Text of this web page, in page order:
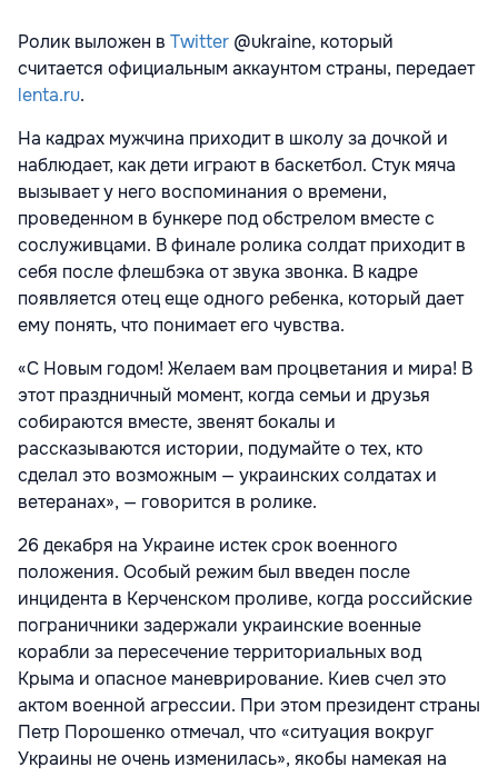
Ролик выложен в Twitter @ukraine, который
считается официальным аккаунтом страны, передает
lenta.ru.
На кадрах мужчина приходит в школу за дочкой и
наблюдает, как дети играют в баскетбол. Стук мяча
вызывает у него воспоминания о времени,
проведенном в бункере под обстрелом вместе с
сослуживцами. В финале ролика солдат приходит в
себя после флешбэка от звука звонка. В кадре
появляется отец еще одного ребенка, который дает
ему понять, что понимает его чувства.
«С Новым годом! Желаем вам процветания и мира! В
этот праздничный момент, когда семьи и друзья
собираются вместе, звенят бокалы и
рассказываются истории, подумайте о тех, кто
сделал это возможным — украинских солдатах и
ветеранах», — говорится в ролике.
26 декабря на Украине истек срок военного
положения. Особый режим был введен после
инцидента в Керченском проливе, когда российские
пограничники задержали украинские военные
корабли за пересечение территориальных вод
Крыма и опасное маневрирование. Киев счел это
актом военной агрессии. При этом президент страны
Петр Порошенко отмечал, что «ситуация вокруг
Украины не очень изменилась», якобы намекая на